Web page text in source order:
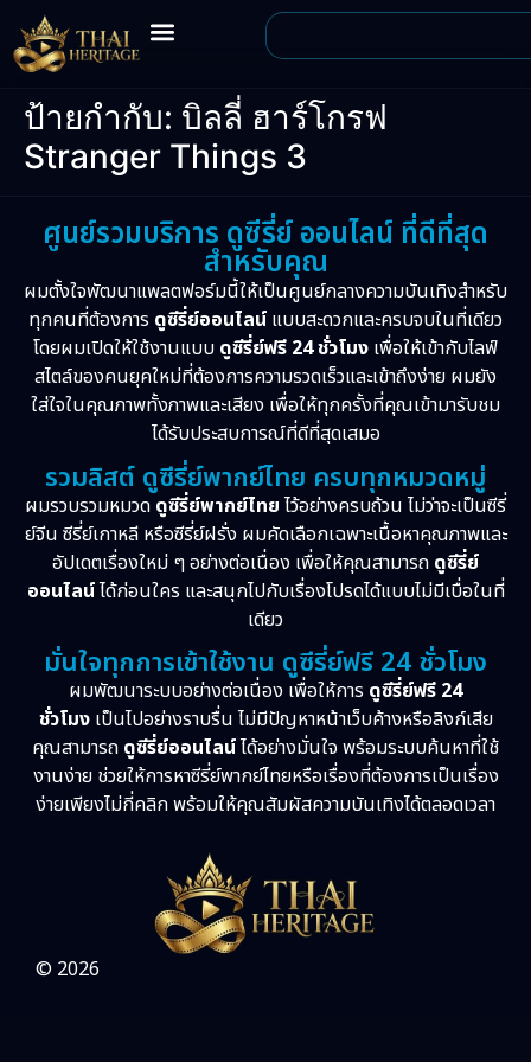
ป้ายกำกับ: บิลลี่ ฮาร์โกรฟ
Stranger Things 3
ศูนย์รวมบริการ ดูซีรี่ย์ ออนไลน์ ที่ดีที่สุด
สำหรับคุณ
ผมตั้งใจพัฒนาแพลตฟอร์มนี้ให้เป็นศูนย์กลางความบันเทิงสำหรับ
ทุกคนที่ต้องการ ดูซีรี่ย์ออนไลน์ แบบสะดวกและครบจบในที่เดียว
โดยผมเปิดให้ใช้งานแบบ ดูซีรี่ย์ฟรี 24 ชั่วโมง เพื่อให้เข้ากับไลฟ์
สไตล์ของคนยุคใหม่ที่ต้องการความรวดเร็วและเข้าถึงง่าย ผมยัง
ใส่ใจในคุณภาพทั้งภาพและเสียง เพื่อให้ทุกครั้งที่คุณเข้ามารับชม
ได้รับประสบการณ์ที่ดีที่สุดเสมอ
รวมลิสต์ ดูซีรี่ย์พากย์ไทย ครบทุกหมวดหมู่
ผมรวบรวมหมวด ดูซีรี่ย์พากย์ไทย ไว้อย่างครบถ้วน ไม่ว่าจะเป็นซีรี่
ย์จีน ซีรี่ย์เกาหลี หรือซีรี่ย์ฝรั่ง ผมคัดเลือกเฉพาะเนื้อหาคุณภาพและ
อัปเดตเรื่องใหม่ ๆ อย่างต่อเนื่อง เพื่อให้คุณสามารถ ดูซีรี่ย์
ออนไลน์ได้ก่อนใคร และสนุกไปกับเรื่องโปรดได้แบบไม่มีเบื่อในที่
เดียว
มั่นใจทุกการเข้าใช้งาน ดูซีรี่ย์ฟรี 24 ชั่วโมง
ผมพัฒนาระบบอย่างต่อเนื่อง เพื่อให้การ ดูซีรี่ย์ฟรี 24
ชั่วโมงเป็นไปอย่างราบรื่น ไม่มีปัญหาหน้าเว็บค้างหรือลิงก์เสีย
คุณสามารถ ดูซีรี่ย์ออนไลน์ได้อย่างมั่นใจ พร้อมระบบค้นหาที่ใช้
งานง่าย ช่วยให้การหาซีรี่ย์พากย์ไทยหรือเรื่องที่ต้องการเป็นเรื่อง
ง่ายเพียงไม่กี่คลิก พร้อมให้คุณสัมผัสความบันเทิงได้ตลอดเวลา
© 2026